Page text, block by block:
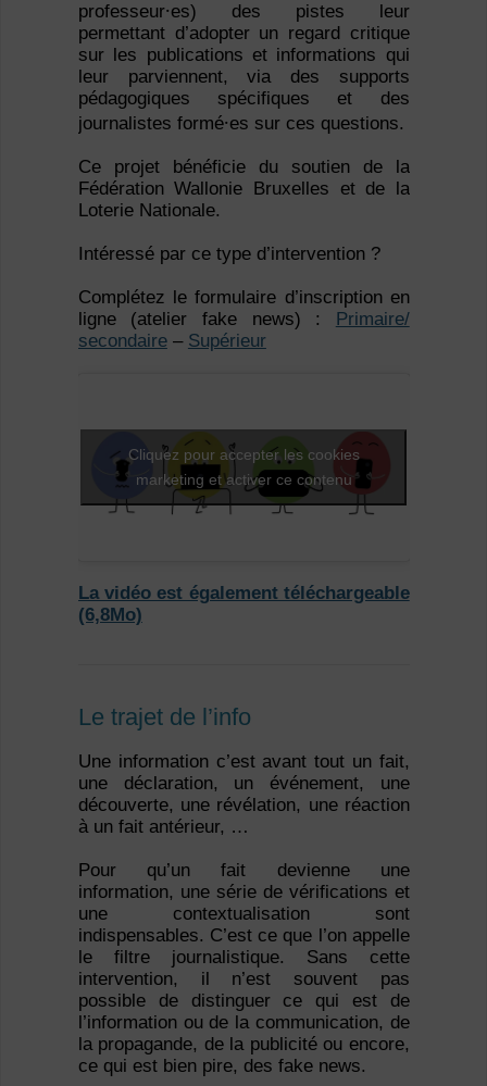
professeur⸱es) des pistes leur
permettant d’adopter un regard critique
sur les publications et informations qui
leur parviennent, via des supports
pédagogiques spécifiques et des
journalistes formé⸱es sur ces questions.
Ce projet bénéficie du soutien de la
Fédération Wallonie Bruxelles et de la
Loterie Nationale.
Intéressé par ce type d’intervention ?
Complétez le formulaire d’inscription en
ligne (atelier fake news) :
Primaire/
secondaire– Supérieur
Cliquez pour accepter les cookies
marketing et activer ce contenu
La vidéo est également téléchargeable
(6,8Mo)
Le trajet de l’info
Une information c’est avant tout un fait,
une déclaration, un événement, une
découverte, une révélation, une réaction
à un fait antérieur, …
Pour qu’un fait devienne une
information, une série de vérifications et
une contextualisation sont
indispensables. C’est ce que l’on appelle
le filtre journalistique. Sans cette
intervention, il n’est souvent pas
possible de distinguer ce qui est de
l’information ou de la communication, de
la propagande, de la publicité ou encore,
ce qui est bien pire, des fake news.